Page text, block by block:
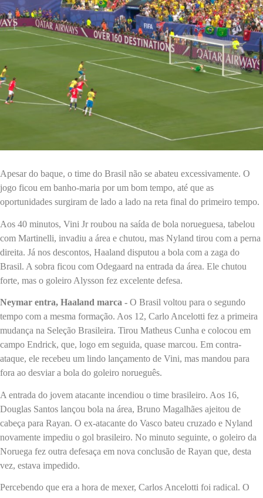
Apesar do baque, o time do Brasil não se abateu excessivamente. O
jogo ficou em banho-maria por um bom tempo, até que as
oportunidades surgiram de lado a lado na reta final do primeiro tempo.
Aos 40 minutos, Vini Jr roubou na saída de bola norueguesa, tabelou
com Martinelli, invadiu a área e chutou, mas Nyland tirou com a perna
direita. Já nos descontos, Haaland disputou a bola com a zaga do
Brasil. A sobra ficou com Odegaard na entrada da área. Ele chutou
forte, mas o goleiro Alysson fez excelente defesa.
Neymar entra, Haaland marca - O Brasil voltou para o segundo
tempo com a mesma formação. Aos 12, Carlo Ancelotti fez a primeira
mudança na Seleção Brasileira. Tirou Matheus Cunha e colocou em
campo Endrick, que, logo em seguida, quase marcou. Em contra-
ataque, ele recebeu um lindo lançamento de Vini, mas mandou para
fora ao desviar a bola do goleiro norueguês.
A entrada do jovem atacante incendiou o time brasileiro. Aos 16,
Douglas Santos lançou bola na área, Bruno Magalhães ajeitou de
cabeça para Rayan. O ex-atacante do Vasco bateu cruzado e Nyland
novamente impediu o gol brasileiro. No minuto seguinte, o goleiro da
Noruega fez outra defesaça em nova conclusão de Rayan que, desta
vez, estava impedido.
Percebendo que era a hora de mexer, Carlos Ancelotti foi radical. O